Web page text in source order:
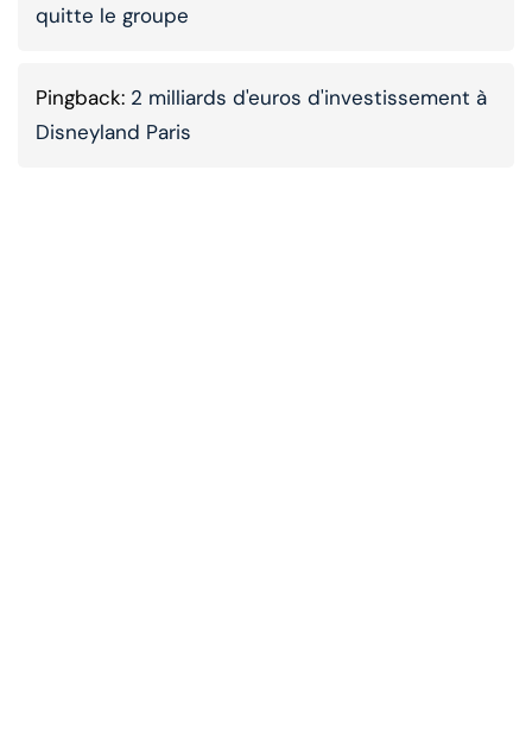
quitte le groupe
Pingback: 2 milliards d'euros d'investissement à
Disneyland Paris